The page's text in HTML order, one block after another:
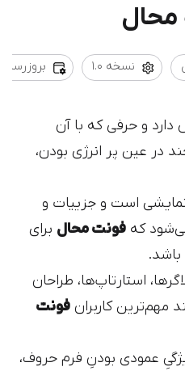
محال
نسخه 1.0 بروزرسانی 1403/
و حرفی که با آن
در عین پر انرژی بودن،
است و جزییات و
که فونت محال برای
استارتاپ‌ها، طراحان
مهم‌ترین کاربران فونت
عمودی بودنِ فرم حروف،